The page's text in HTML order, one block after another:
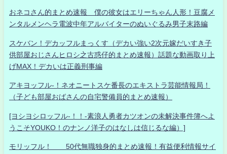
おネコさん的まとめ速報 僕の彼女はエリーちゃん人形！豆腐メ
ンタルメンヘラ電波中年アルバイターのぬいぐるみ男子末路編
スケバン！デカッフルまっくす（デカい強い2次元嫁だいすき子
供部屋おじさんヒロシ之古惑仔的まとめ速報）話題な動画取り上
げMAX！デカいは正義刑事編
アキヨッフル-！ネオニートスケ番長のエキストラ芸能情報局！
（子ども部屋おばさんの自宅警備員的まとめ速報）
[ヨシヨシロッフル-！！-素浪人勇者カツオンの未解決事件簿へよ
うこそYOUKO！のナンノ洋子のはなしは信じるな編）]
モリッフル！ 50代無職独身的まとめ速報！有益便利情報サイ